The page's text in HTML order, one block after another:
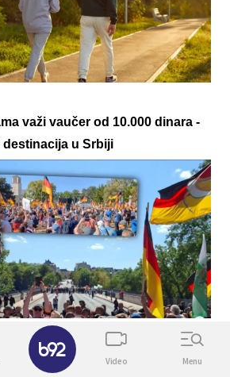
važi vaučer od 10.000 dinara -
u Srbiji
Хиљаде на улицама у
Video Menu
✕